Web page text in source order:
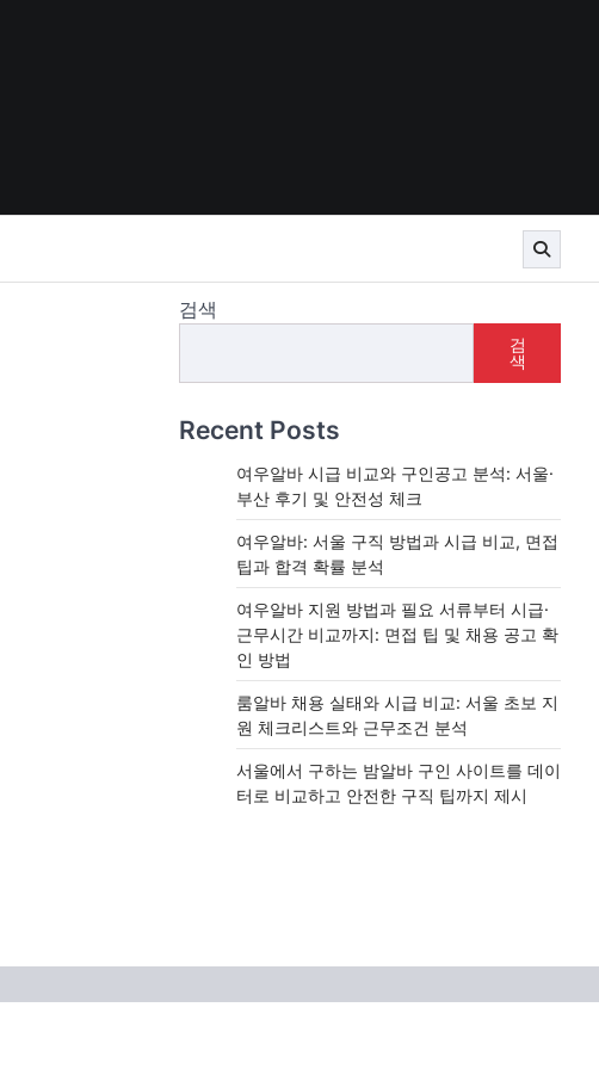
검색
검
색
Recent Posts
여우알바 시급 비교와 구인공고 분석: 서울·
부산 후기 및 안전성 체크
여우알바: 서울 구직 방법과 시급 비교, 면접
팁과 합격 확률 분석
여우알바 지원 방법과 필요 서류부터 시급·
근무시간 비교까지: 면접 팁 및 채용 공고 확
인 방법
룸알바 채용 실태와 시급 비교: 서울 초보 지
원 체크리스트와 근무조건 분석
서울에서 구하는 밤알바 구인 사이트를 데이
터로 비교하고 안전한 구직 팁까지 제시